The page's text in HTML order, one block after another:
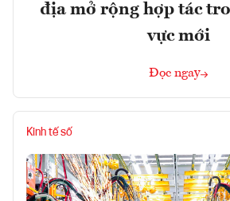
địa mở rộng hợp tác
vực mới
Đọc ngay
Kinh tế số